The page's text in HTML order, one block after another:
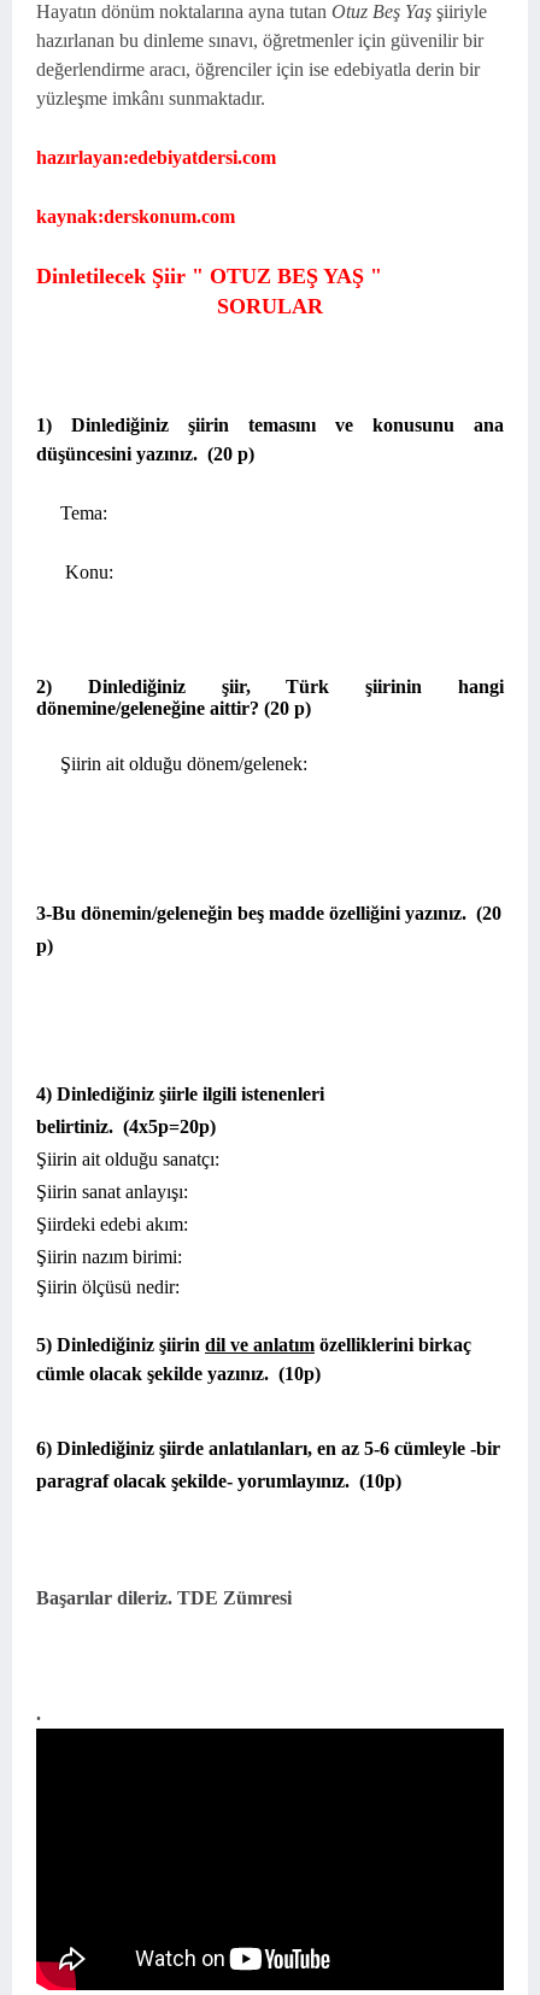
Hayatın dönüm noktalarına ayna tutan Otuz Beş Yaş şiiriyle
hazırlanan bu dinleme sınavı, öğretmenler için güvenilir bir
değerlendirme aracı, öğrenciler için ise edebiyatla derin bir
yüzleşme imkânı sunmaktadır.
hazırlayan:edebiyatdersi.com
kaynak:derskonum.com
Dinletilecek Şiir " OTUZ BEŞ YAŞ "
SORULAR
1) Dinlediğiniz şiirin temasını ve konusunu ana
düşüncesini yazınız. (20 p)
Tema:
Konu:
2) Dinlediğiniz şiir, Türk şiirinin hangi
dönemine/geleneğine aittir? (20 p)
Şiirin ait olduğu dönem/gelenek:
3-Bu dönemin/geleneğin beş madde özelliğini yazınız. (20
p)
4) Dinlediğiniz şiirle ilgili istenenleri
belirtiniz. (4x5p=20p)
Şiirin ait olduğu sanatçı:
Şiirin sanat anlayışı:
Şiirdeki edebi akım:
Şiirin nazım birimi:
Şiirin ölçüsü nedir:
5) Dinlediğiniz şiirin dil ve anlatım özelliklerini birkaç
cümle olacak şekilde yazınız. (10p)
6) Dinlediğiniz şiirde anlatılanları, en az 5-6 cümleyle -bir
paragraf olacak şekilde- yorumlayınız. (10p)
Başarılar dileriz. TDE Zümresi
.